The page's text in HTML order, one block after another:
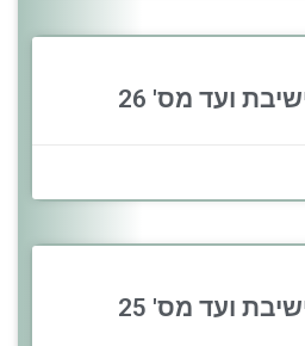
ועד מס' 26
ועד מס' 25